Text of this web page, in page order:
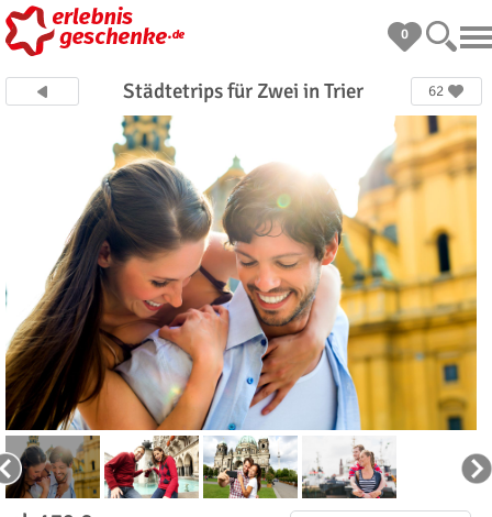
0
Städtetrips für Zwei in Trier 62